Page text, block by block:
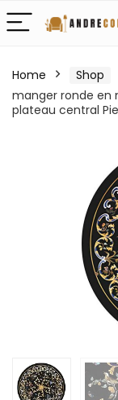
Home Shop
manger ronde en
plateau central